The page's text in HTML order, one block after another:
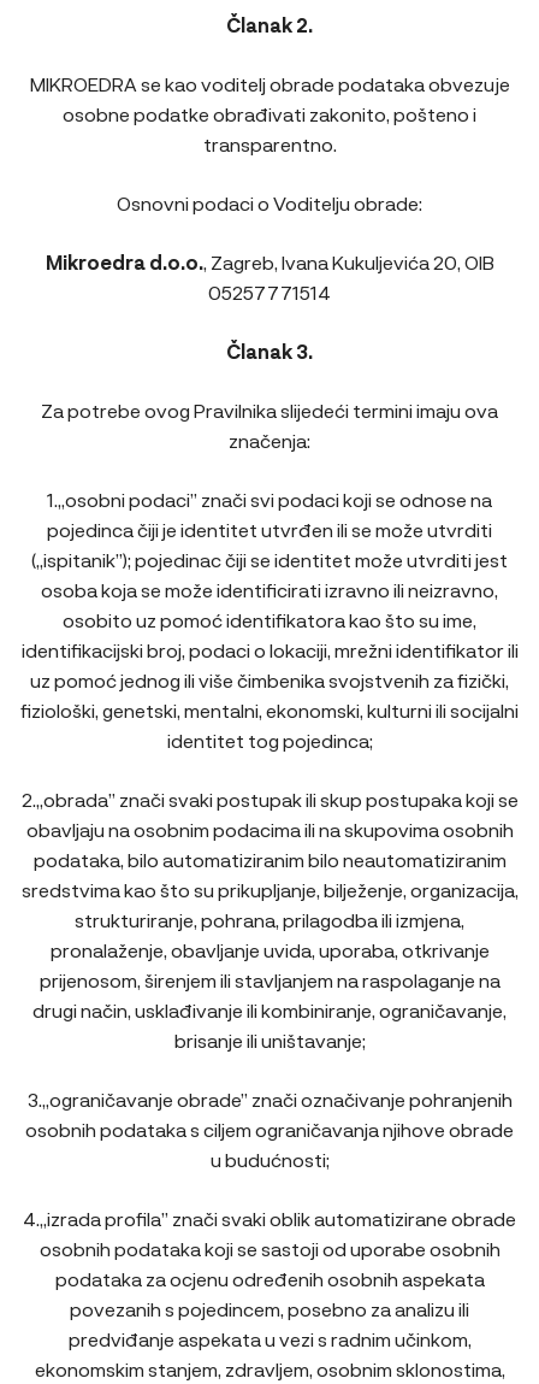
Članak 2.
MIKROEDRA se kao voditelj obrade podataka obvezuje
osobne podatke obrađivati zakonito, pošteno i
transparentno.
Osnovni podaci o Voditelju obrade:
Mikroedra d.o.o., Zagreb, Ivana Kukuljevića 20, OIB
05257771514
Članak 3.
Za potrebe ovog Pravilnika slijedeći termini imaju ova
značenja:
1.„osobni podaci” znači svi podaci koji se odnose na
pojedinca čiji je identitet utvrđen ili se može utvrditi
(„ispitanik”); pojedinac čiji se identitet može utvrditi jest
osoba koja se može identificirati izravno ili neizravno,
osobito uz pomoć identifikatora kao što su ime,
identifikacijski broj, podaci o lokaciji, mrežni identifikator ili
uz pomoć jednog ili više čimbenika svojstvenih za fizički,
fiziološki, genetski, mentalni, ekonomski, kulturni ili socijalni
identitet tog pojedinca;
2.„obrada” znači svaki postupak ili skup postupaka koji se
obavljaju na osobnim podacima ili na skupovima osobnih
podataka, bilo automatiziranim bilo neautomatiziranim
sredstvima kao što su prikupljanje, bilježenje, organizacija,
strukturiranje, pohrana, prilagodba ili izmjena,
pronalaženje, obavljanje uvida, uporaba, otkrivanje
prijenosom, širenjem ili stavljanjem na raspolaganje na
drugi način, usklađivanje ili kombiniranje, ograničavanje,
brisanje ili uništavanje;
3.„ograničavanje obrade” znači označivanje pohranjenih
osobnih podataka s ciljem ograničavanja njihove obrade
u budućnosti;
4.„izrada profila” znači svaki oblik automatizirane obrade
osobnih podataka koji se sastoji od uporabe osobnih
podataka za ocjenu određenih osobnih aspekata
povezanih s pojedincem, posebno za analizu ili
predviđanje aspekata u vezi s radnim učinkom,
ekonomskim stanjem, zdravljem, osobnim sklonostima,